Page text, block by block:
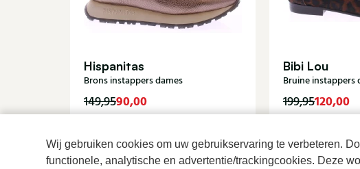
Wij gebruiken cookies om uw gebruikservaring te verbeteren.
functionele, analytische en advertentie/trackingcookies. Deze
Hispanitas
Brons instappers dames
149,9590,00
Bibi Lou
Bruine instappers
199,95120,00